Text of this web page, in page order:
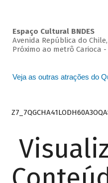
Espaço Cultural BNDES
Avenida República do
Próximo ao metrô Carioca -
Veja as outras atrações do